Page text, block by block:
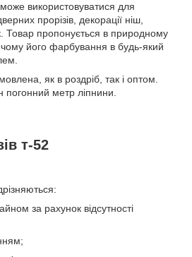
використовуватися для
прорізів, декорації ніш,
Товар пропонується в природному
чому його фарбування в будь-який
як в роздріб, так і оптом.
погонний метр ліпнини.
т-52
за рахунок відсутності